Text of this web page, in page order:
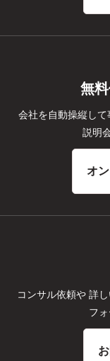
無
会社を自動操縦して
説明
オ
コンサル依頼や 詳
フ